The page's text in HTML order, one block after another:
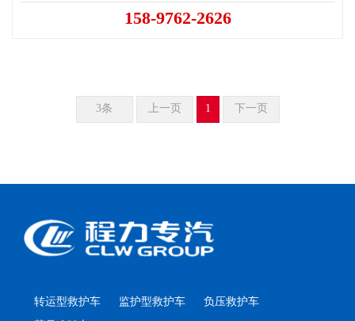
158-9762-2626
3条 上一页 1 下一页
转运型救护车 监护型救护车
负压救护车